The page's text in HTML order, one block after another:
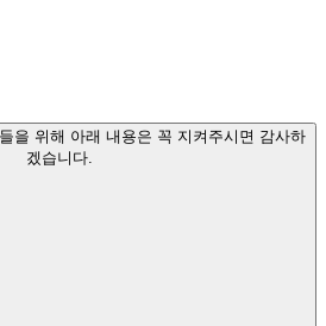
을 위해 아래 내용은 꼭 지켜주시면 감사하
겠습니다.